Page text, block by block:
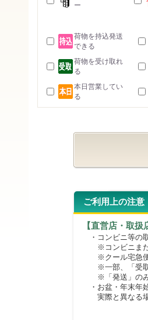
ー
荷物を持込発送
できる
荷物を受け取れ
る
本日営業してい
る
ご利用上の注意
【直営店・取扱
・コンビニ等の
※コンビニまた
※クール宅急便
※一部、「受取
※「発送」のみ
・お盆・年末年
実際と異なる場